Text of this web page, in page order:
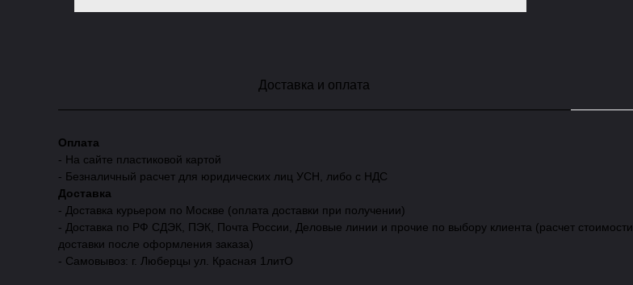
Доставка и оплата
Оплата
- На сайте пластиковой картой
- Безналичный расчет для юридических лиц УСН, либо с НДС
Доставка
- Доставка курьером по Москве (оплата доставки при получении)
- Доставка по РФ СДЭК, ПЭК, Почта России, Деловые линии и прочие по выбору клиента (расчет стоимости
доставки после оформления заказа)
- Самовывоз: г. Люберцы ул. Красная 1литО